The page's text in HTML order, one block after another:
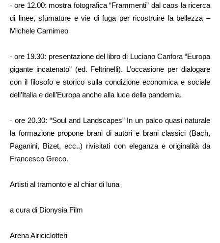
· ore 12.00: mostra fotografica “Frammenti” dal caos la ricerca
di linee, sfumature e vie di fuga per ricostruire la bellezza –
Michele Carnimeo
· ore 19.30: presentazione del libro di Luciano Canfora “Europa
gigante incatenato” (ed. Feltrinelli). L’occasione per dialogare
con il filosofo e storico sulla condizione economica e sociale
dell’Italia e dell’Europa anche alla luce della pandemia.
· ore 20.30: “Soul and Landscapes” In un palco quasi naturale
la formazione propone brani di autori e brani classici (Bach,
Paganini, Bizet, ecc..) rivisitati con eleganza e originalità da
Francesco Greco.
Artisti al tramonto e al chiar di luna
a cura di Dionysia Film
Arena Airiciclotteri